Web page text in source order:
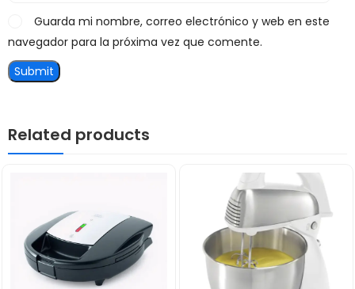
Guarda mi nombre, correo electrónico y web en este
navegador para la próxima vez que comente.
Related products